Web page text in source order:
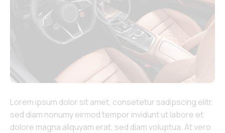
Lorem ipsum dolor sit amet, consetetur sadipscing elitr,
sed diam nonumy eirmod tempor invidunt ut labore et
dolore magna aliquyam erat, sed diam voluptua. At vero